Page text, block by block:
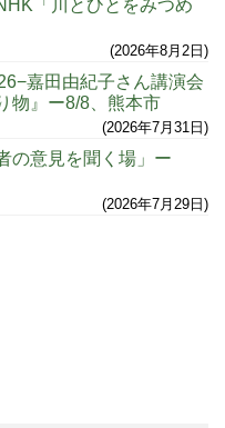
「川とひとをみつめ
2026年8月2日
嘉田由紀子さん講演会
物』ー8/8、熊本市
2026年7月31日
の意見を聞く場」ー
2026年7月29日